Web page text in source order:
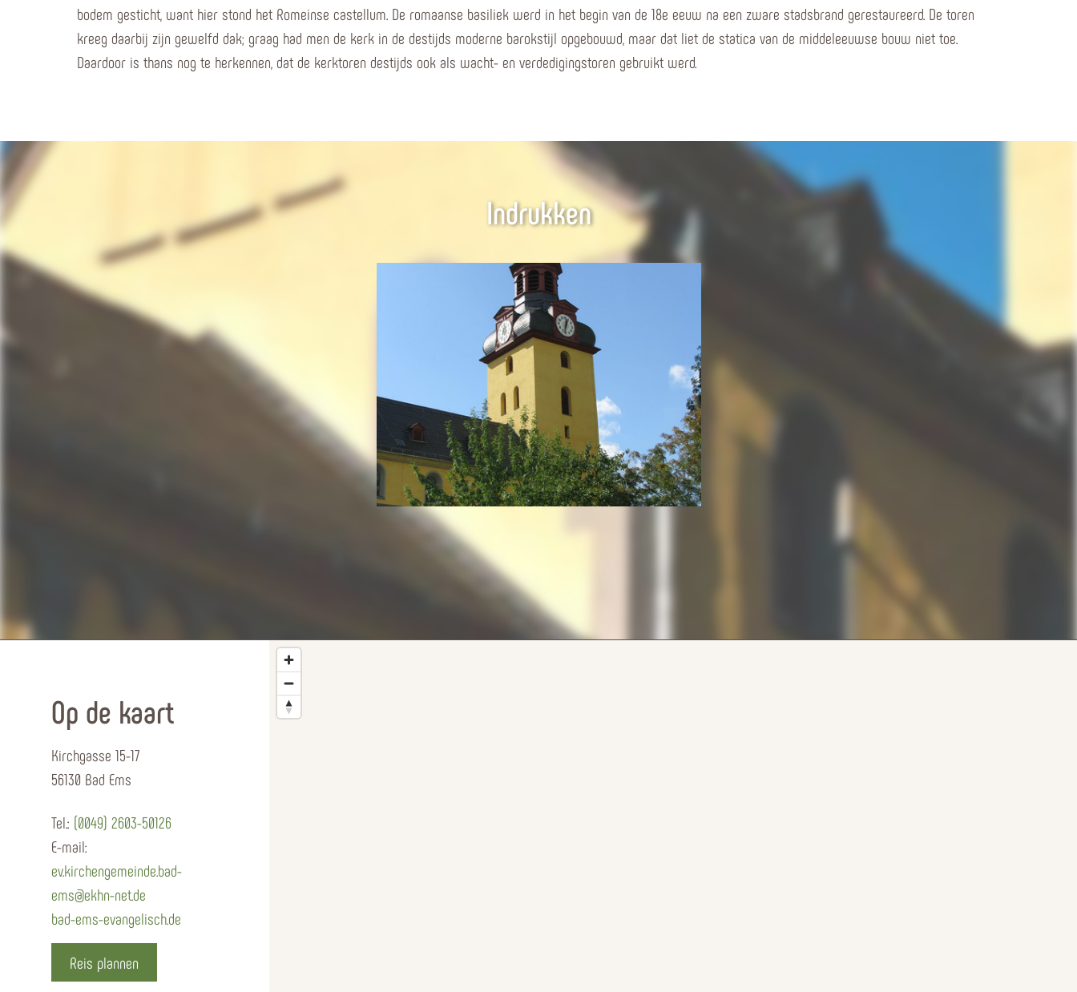
bodem gesticht, want hier stond het Romeinse castellum. De romaanse basiliek werd in het begin van de 18e eeuw na een zware stadsbrand gerestaureerd. De toren
kreeg daarbij zijn gewelfd dak; graag had men de kerk in de destijds moderne barokstijl opgebouwd, maar dat liet de statica van de middeleeuwse bouw niet toe.
Daardoor is thans nog te herkennen, dat de kerktoren destijds ook als wacht- en verdedigingstoren gebruikt werd.
Indrukken
Op de kaart
Kirchgasse 15-17
56130 Bad Ems
Tel.: (0049) 2603-50126
E-mail:
ev.kirchengemeinde.bad-
ems@ekhn-net.de
bad-ems-evangelisch.de
Reis plannen